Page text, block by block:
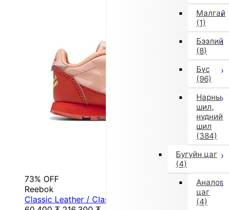
Малгай
(1)
Бээлий
(8)
Бүс
(96)
Нарны
шил,
нүдний
шил
(384)
Бугуйн цаг
(4)
Аналог
цаг
(4)
73% OFF
Reebok
Classic Leather / Classic Leather Shoes (Lacey ...